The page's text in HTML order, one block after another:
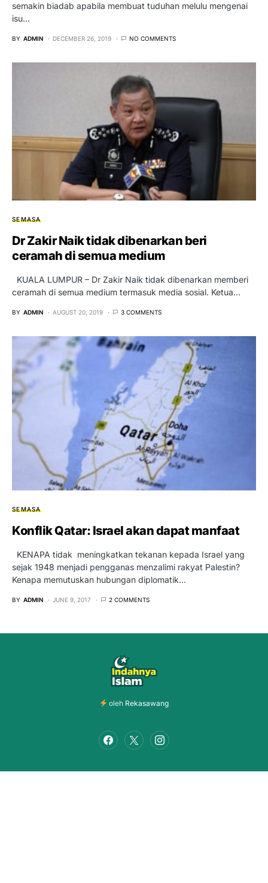
semakin biadab apabila membuat tuduhan melulu mengenai
isu…
BY ADMIN DECEMBER 26, 2019 NO COMMENTS
SEMASA
Dr Zakir Naik tidak dibenarkan beri
ceramah di semua medium
KUALA LUMPUR – Dr Zakir Naik tidak dibenarkan memberi
ceramah di semua medium termasuk media sosial. Ketua…
BY ADMIN AUGUST 20, 2019 3 COMMENTS
SEMASA
Konflik Qatar: Israel akan dapat manfaat
KENAPA tidak meningkatkan tekanan kepada Israel yang
sejak 1948 menjadi pengganas menzalimi rakyat Palestin?
Kenapa memutuskan hubungan diplomatik…
BY ADMIN JUNE 9, 2017 2 COMMENTS
oleh Rekasawang